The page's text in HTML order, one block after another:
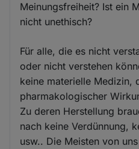
Meinungsfreiheit? Ist ein
nicht unethisch?
Für alle, die es nicht
oder nicht verstehen
keine materielle Medizin,
pharmakologischer
Zu deren Herstellung
nach keine Verdünnung,
usw.. Die Meisten von